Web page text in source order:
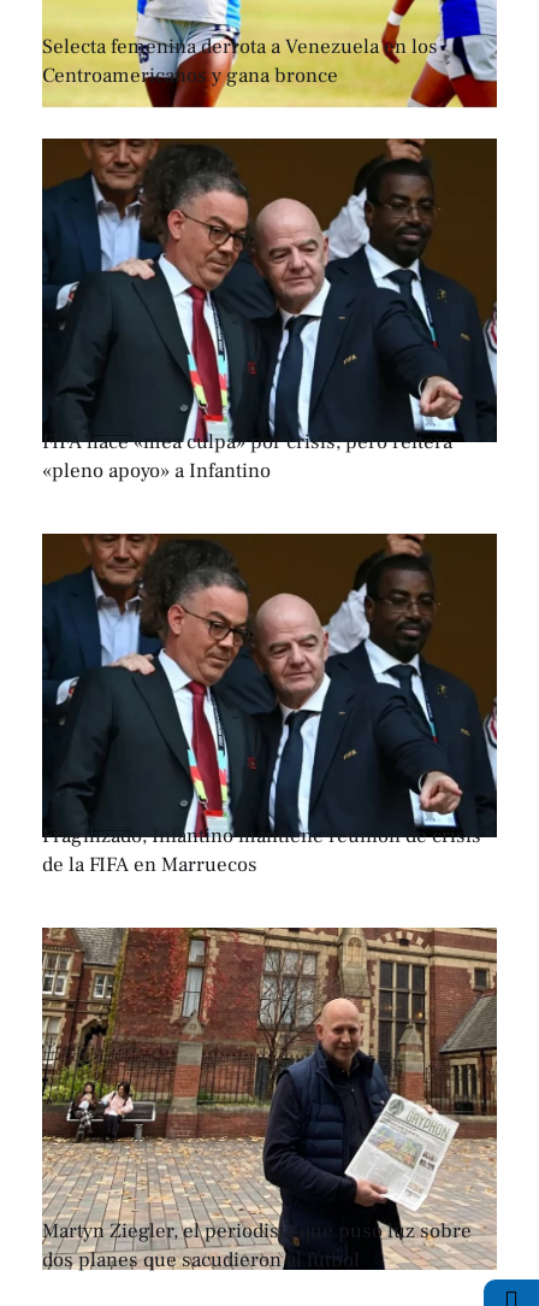
Selecta femenina derrota a Venezuela en los
Centroamericanos y gana bronce
FIFA hace «mea culpa» por crisis, pero reitera
«pleno apoyo» a Infantino
Fragilizado, Infantino mantiene reunión de crisis
de la FIFA en Marruecos
Martyn Ziegler, el periodista que puso luz sobre
dos planes que sacudieron al fútbol